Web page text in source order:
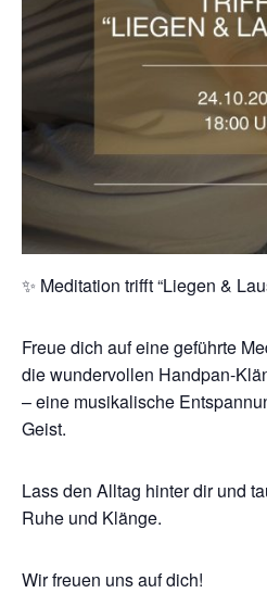
✨ Meditation trifft “Liegen &
Freue dich auf eine geführte
die wundervollen Handpan-
– eine musikalische
Geist.
Lass den Alltag hinter dir und
Ruhe und Klänge.
Wir freuen uns auf dich!